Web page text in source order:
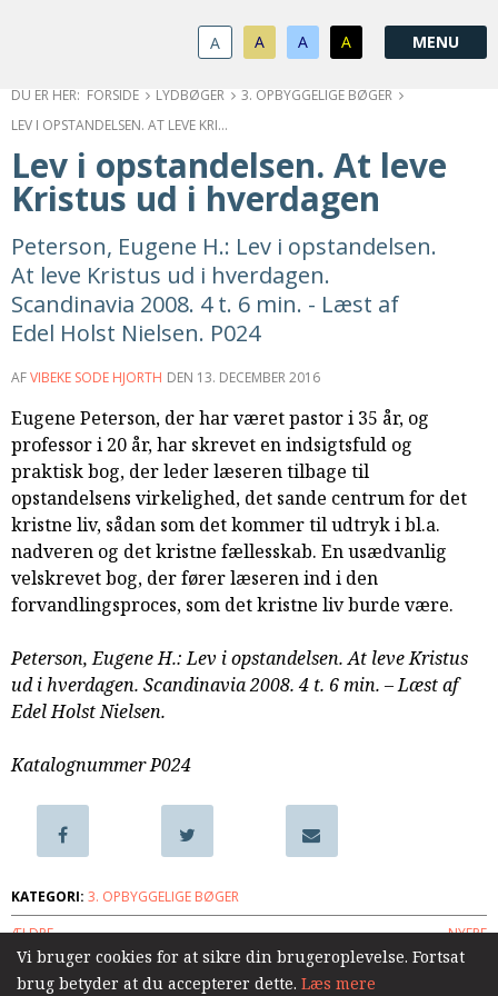
og
gå
indhold
forsiden
guide
for
1.2:
Bestyrelse
1.3:
Økonomi
1.5:
Privatlivspolitik
1.6:
Vedtægter
3.0:
Kalender
4.0:
Kristeligt
Lydbibliotek
5.0:
Lydbøger
udlån
6.0:
Bibelen
7.0:
Arrangementer
7.1:
Sommerstævne
7.2:
Nordisk
samarbejde
8.0:
Støt
KABB!
9.0:
Links
indlæg:
Liv
med
Jeremias’
indlæg:
Brænde
blive
A A A A
FORSIDE LYDBØGER
3. OPBYGGELIGE BØGER
LEV I OPSTANDELSEN. AT LEVE KRISTUS UD I HVERDAGEN
Lev i opstandelsen. At leve
Kristus ud i hverdagen
Peterson, Eugene H.: Lev i opstandelsen.
At leve Kristus ud i hverdagen.
Scandinavia 2008. 4 t. 6 min. - Læst af
Edel Holst Nielsen. P024
AFVIBEKE SODE HJORTH DEN 13. DECEMBER 2016
Eugene Peterson, der har været pastor i 35 år, og
professor i 20 år, har skrevet en indsigtsfuld og
praktisk bog, der leder læseren tilbage til
opstandelsens virkelighed, det sande centrum for det
kristne liv, sådan som det kommer til udtryk i bl.a.
nadveren og det kristne fællesskab. En usædvanlig
velskrevet bog, der fører læseren ind i den
forvandlingsproces, som det kristne liv burde være.
Peterson, Eugene H.: Lev i opstandelsen. At leve Kristus
ud i hverdagen. Scandinavia 2008. 4 t. 6 min. – Læst af
Edel Holst Nielsen.
Katalognummer P024
KATEGORI: 3. OPBYGGELIGE BØGER
ÆLDRE
NYERE
Vi bruger cookies for at sikre din brugeroplevelse. Fortsat
brug betyder at du accepterer dette. Læs mere